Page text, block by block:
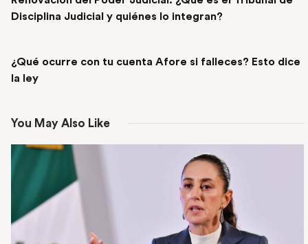
Disciplina Judicial y quiénes lo integran?
¿Qué ocurre con tu cuenta Afore si falleces? Esto dice
la ley
You May Also Like